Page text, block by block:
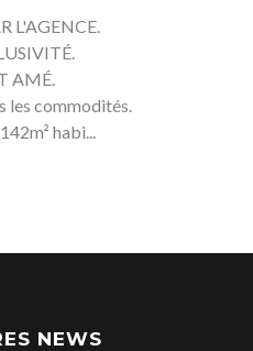
L'AGENCE.
AMÉ.
les commodités.
habi...
NEWS